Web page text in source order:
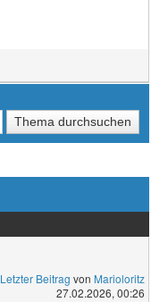
Letzter Beitrag von Marioloritz
27.02.2026, 00:26